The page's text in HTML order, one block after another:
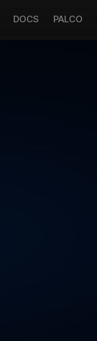
DOCS PALCO